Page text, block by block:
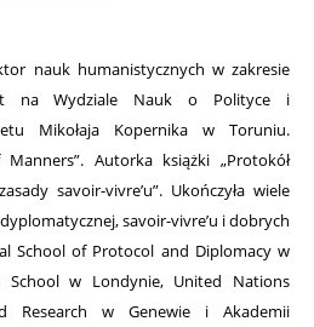
nauk humanistycznych w zakresie
na Wydziale Nauk o Polityce i
Mikołaja Kopernika w Toruniu.
Manners”. Autorka książki „Protokół
savoir-vivre’u”. Ukończyła wiele
savoir-vivre’u i dobrych
School of Protocol and Diplomacy w
School w Londynie, United Nations
Research w Genewie i Akademii